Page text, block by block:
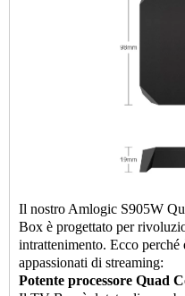
Il nostro Amlogic S905W
Box è progettato per
intrattenimento. Ecco
appassionati di streaming:
Potente processore Quad